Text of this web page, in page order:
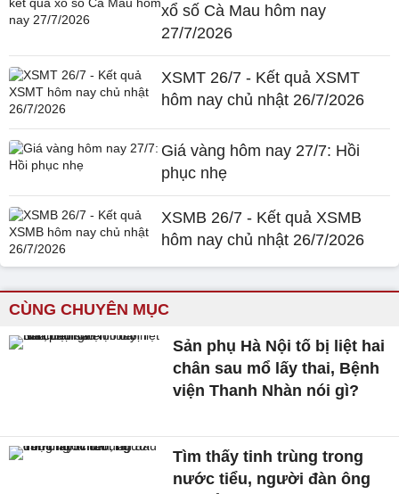
xổ số Cà Mau hôm nay
27/7/2026
XSMT 26/7 - Kết quả XSMT
hôm nay chủ nhật 26/7/2026
Giá vàng hôm nay 27/7: Hồi
phục nhẹ
XSMB 26/7 - Kết quả XSMB
hôm nay chủ nhật 26/7/2026
CÙNG CHUYÊN MỤC
Sản phụ Hà Nội tố bị liệt hai
chân sau mổ lấy thai, Bệnh
viện Thanh Nhàn nói gì?
Tìm thấy tinh trùng trong
nước tiểu, người đàn ông